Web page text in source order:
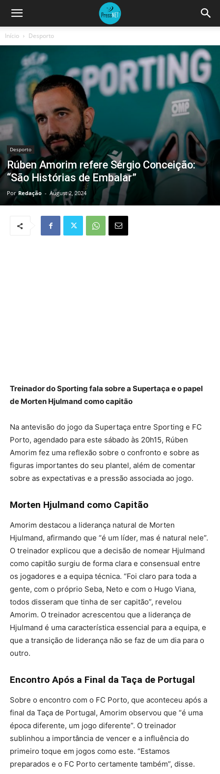
Início Desporto
Desporto
Rúben Amorim refere Sérgio Conceição:
“São Histórias de Embalar”
Por Redação - August 2, 2024
Treinador do Sporting fala sobre a Supertaça e o papel
de Morten Hjulmand como capitão
Na antevisão do jogo da Supertaça entre Sporting e FC
Porto, agendado para este sábado às 20h15, Rúben
Amorim fez uma reflexão sobre o confronto e sobre as
figuras importantes do seu plantel, além de comentar
sobre as expectativas e a pressão associada ao jogo.
Morten Hjulmand como Capitão
Amorim destacou a liderança natural de Morten
Hjulmand, afirmando que “é um líder, mas é natural nele”.
O treinador explicou que a decisão de nomear Hjulmand
como capitão surgiu de forma clara e consensual entre
os jogadores e a equipa técnica. “Foi claro para toda a
gente, com o próprio Seba, Neto e com o Hugo Viana,
todos disseram que tinha de ser capitão”, revelou
Amorim. O treinador acrescentou que a liderança de
Hjulmand é uma característica essencial para a equipa, e
que a transição de liderança não se faz de um dia para o
outro.
Encontro Após a Final da Taça de Portugal
Sobre o encontro com o FC Porto, que aconteceu após a
final da Taça de Portugal, Amorim observou que “é uma
época diferente, um jogo diferente”. O treinador
sublinhou a importância de vencer e a influência do
primeiro toque em jogos como este. “Estamos
preparados e o FC Porto certamente também”, disse.